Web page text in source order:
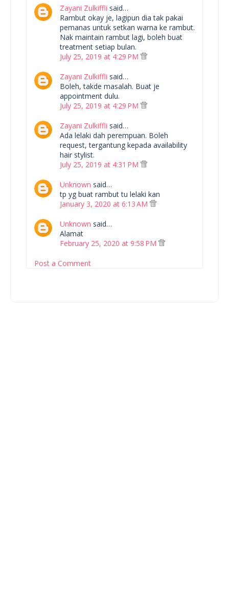
Zayani Zulkiffli said…
Rambut okay je, lagipun dia tak pakai
pemanas untuk setkan warna ke rambut.
Nak maintain rambut lagi, boleh buat
treatment setiap bulan.
July 25, 2019 at 4:29 PM
Zayani Zulkiffli said…
Boleh, takde masalah. Buat je
appointment dulu.
July 25, 2019 at 4:29 PM
Zayani Zulkiffli said…
Ada lelaki dah perempuan. Boleh
request, tergantung kepada availability
hair stylist.
July 25, 2019 at 4:31 PM
Unknown said…
tp yg buat rambut tu lelaki kan
January 3, 2020 at 6:13 AM
Unknown said…
Alamat
February 25, 2020 at 9:58 PM
Post a Comment